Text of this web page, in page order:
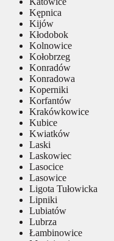
Kępnica
Kijów
Kłodobok
Kolnowice
Kołobrzeg
Konradów
Konradowa
Koperniki
Korfantów
Krakówkowice
Kubice
Kwiatków
Laski
Laskowiec
Lasocice
Lasowice
Ligota Tułowicka
Lipniki
Lubiatów
Lubrza
Łambinowice